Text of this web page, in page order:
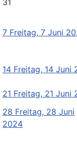
7 Freitag, 7 Juni
14 Freitag, 14 Juni
21 Freitag, 21 Juni
28 Freitag, 28 Juni
2024